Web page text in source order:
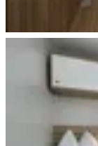
Beispiel